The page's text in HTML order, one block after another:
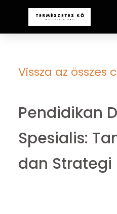
Vissza az összes
Pendidikan
Spesialis:
dan Strategi